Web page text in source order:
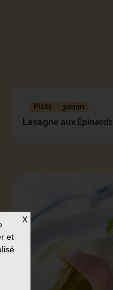
Plats 30min
Lasagne aux Épinards
X
et